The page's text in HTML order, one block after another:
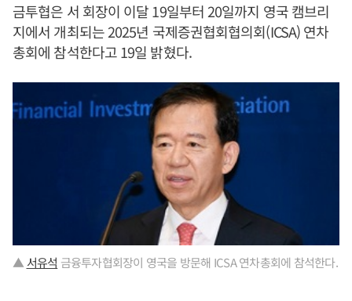
금투협은 서 회장이 이달 19일부터 20일까지 영국 캠브리
지에서 개최되는 2025년 국제증권협회협의회(ICSA) 연차
총회에 참석한다고 19일 밝혔다.
▲ 서유석 금융투자협회장이 영국을 방문해 ICSA 연차총회에 참석한다.